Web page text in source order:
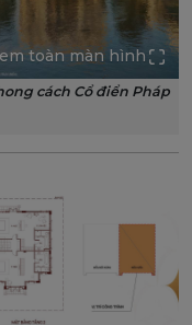
toàn màn hình
cách Cổ điển Pháp